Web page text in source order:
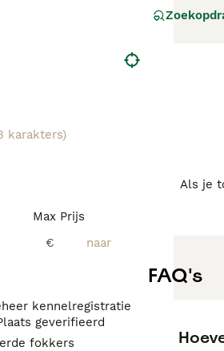
Max Prijs
€
kennelregistratie
geverifieerd
fokkers
uitstraling
Als je
FAQ's